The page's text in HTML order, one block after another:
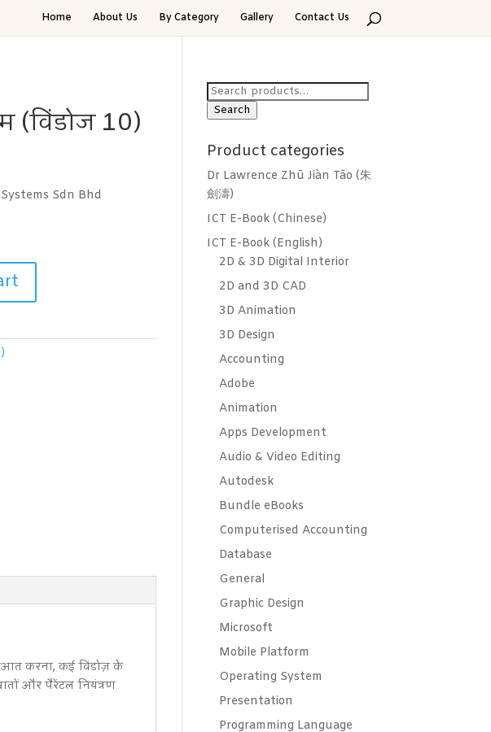
Home About Us By Category Gallery Contact Us
(विंडोज 10)
Sdn Bhd
करना, कई विंडोज़ के
और पैरेंटल नियंत्रण
Search
for:
Search
Product categories
Dr Lawrence Zhū Jiàn Tāo (朱
劍濤)
ICT E-Book (Chinese)
ICT E-Book (English)
2D & 3D Digital Interior
2D and 3D CAD
3D Animation
3D Design
Accounting
Adobe
Animation
Apps Development
Audio & Video Editing
Autodesk
Bundle eBooks
Computerised Accounting
Database
General
Graphic Design
Microsoft
Mobile Platform
Operating System
Presentation
Programming Language